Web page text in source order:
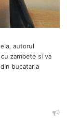
autorul
zambete si va
bucataria